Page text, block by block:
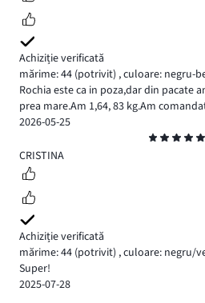
Achiziție verificată
mărime: 44 (potrivit) ,culoare: negru-
Rochia este ca in poza,dar din pacate
prea mare.Am 1,64, 83 kg.Am
2026-05-25
5
CRISTINA
Achiziție verificată
mărime: 44 (potrivit) ,culoare: negru/
Super!
2025-07-28